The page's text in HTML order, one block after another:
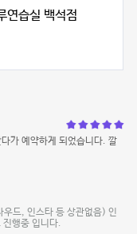
연습실 백석점
가 예약하게 되었습니다. 깔
드, 인스타 등 상관없음) 인
행중 입니다.